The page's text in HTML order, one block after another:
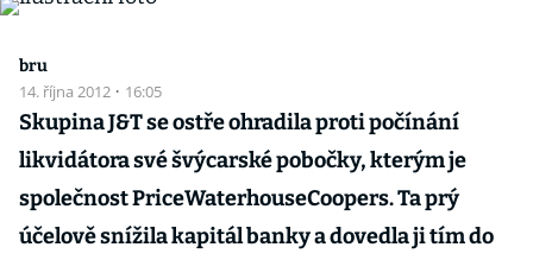
bru
14. října 2012 · 16:05
Skupina J&T se ostře ohradila proti počínání
likvidátora své švýcarské pobočky, kterým je
společnost PriceWaterhouseCoopers. Ta prý
účelově snížila kapitál banky a dovedla ji tím do